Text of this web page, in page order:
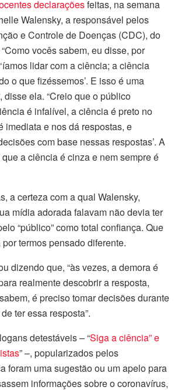
declaraçõesfeitas, na semana
Walensky, a responsável pelos
e Controle de Doenças (CDC), do
vocês sabem, eu disse, por
lidar com a ciência; a ciência
o que fizéssemos’. E isso é uma
disse ela. “Creio que o público
é infalível, a ciência é preto no
imediata e nos dá respostas, e
com base nessas respostas’. A
a ciência é cinza e nem sempre é
a certeza com a qual Walensky,
mídia adorada falavam não devia ter
“público” como total confiança. Que
termos pensado diferente.
dizendo que, “às vezes, a demora é
realmente descobrir a resposta,
é preciso tomar decisões durante
ter essa resposta”.
detestáveis – “Siga a ciência” e
” –, popularizados pelos
foram uma sugestão ou um apelo para
informações sobre o coronavírus,